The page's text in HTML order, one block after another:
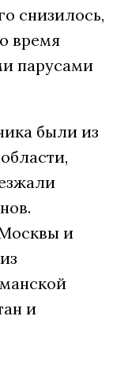
снизилось,
время
парусами
были из
и
и